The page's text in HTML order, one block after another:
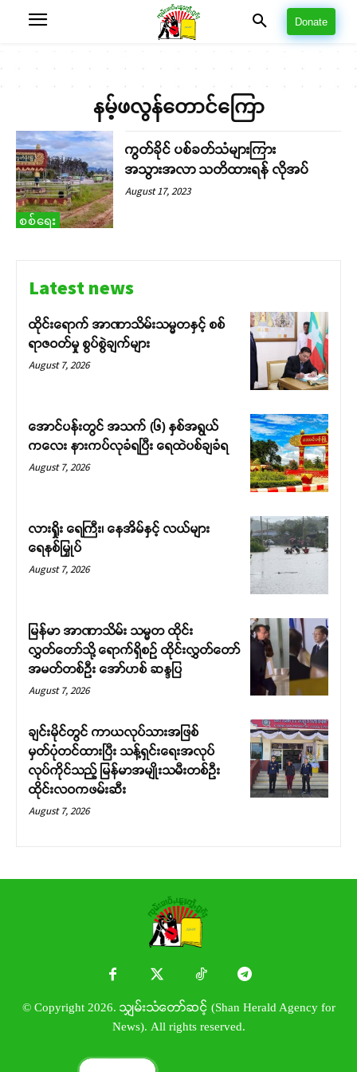
Donate
နမ့်ဖလွန်တောင်ကြော
စစ်ရေး
ကွတ်ခိုင် ပစ်ခတ်သံများကြား
အသွားအလာ သတိထားရန် လိုအပ်
August 17, 2023
Latest news
ထိုင်းရောက် အာဏာသိမ်းသမ္မတနှင့် စစ်
ရာဇဝတ်မှု စွပ်စွဲချက်များ
August 7, 2026
အောင်ပန်းတွင် အသက် (၆) နှစ်အရွယ်
ကလေး နားကပ်လုခံရပြီး ရေထဲပစ်ချခံရ
August 7, 2026
လားရှိုး ရေကြီး၊ နေအိမ်နှင့် လယ်များ
ရေနစ်မြှုပ်
August 7, 2026
မြန်မာ အာဏာသိမ်း သမ္မတ ထိုင်း
လွှတ်တော်သို့ ရောက်ရှိစဉ် ထိုင်းလွှတ်တော်
အမတ်တစ်ဦး အော်ဟစ် ဆန္ဒပြ
August 7, 2026
ချင်းမိုင်တွင် ကာယလုပ်သားအဖြစ်
မှတ်ပုံတင်ထားပြီး သန့်ရှင်းရေးအလုပ်
လုပ်ကိုင်သည့် မြန်မာအမျိုးသမီးတစ်ဦး
ထိုင်းလဝကဖမ်းဆီး
August 7, 2026
© Copyright 2026. သျှမ်းသံတော်ဆင့် (Shan Herald Agency for
News). All rights reserved.